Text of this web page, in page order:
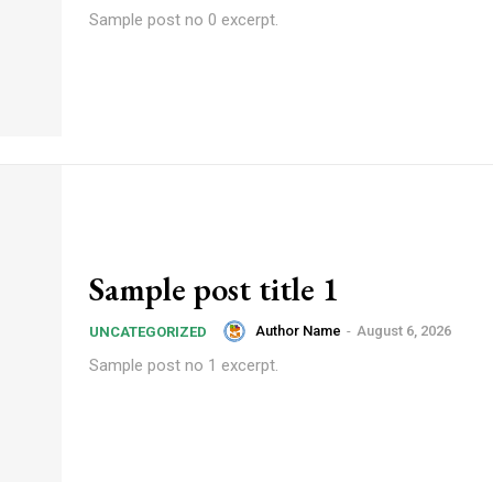
Sample post no 0 excerpt.
Sample post title 1
UNCATEGORIZED Author Name - August 6, 2026
Sample post no 1 excerpt.